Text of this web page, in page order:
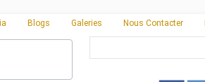
Blogs Galeries Nous Contacter